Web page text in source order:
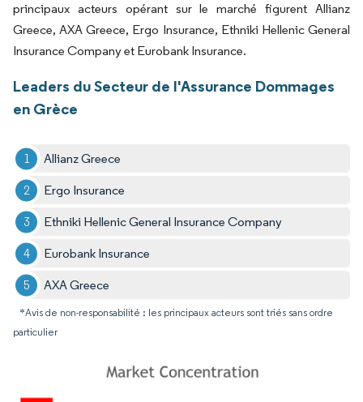
principaux acteurs opérant sur le marché figurent Allianz
Greece, AXA Greece, Ergo Insurance, Ethniki Hellenic General
Insurance Company et Eurobank Insurance.
Leaders du Secteur de l'Assurance Dommages
en Grèce
Allianz Greece
Ergo Insurance
Ethniki Hellenic General Insurance Company
Eurobank Insurance
AXA Greece
*Avis de non-responsabilité : les principaux acteurs sont triés sans ordre
particulier